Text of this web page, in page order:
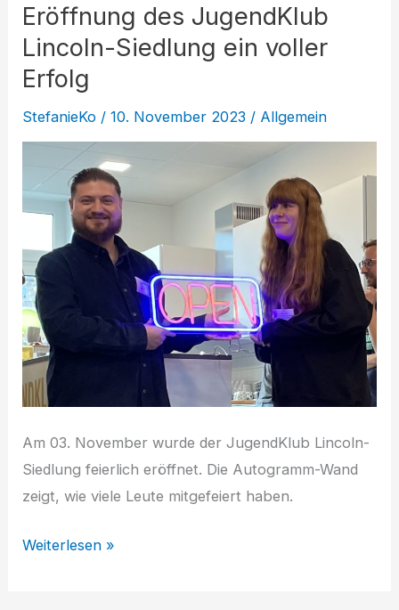
besucht
Eröffnung des JugendKlub
Lincoln-Siedlung ein voller
Erfolg
StefanieKo /10. November 2023 / Allgemein
Am 03. November wurde der JugendKlub Lincoln-
Siedlung feierlich eröffnet. Die Autogramm-Wand
zeigt, wie viele Leute mitgefeiert haben.
Eröffnung
Weiterlesen »